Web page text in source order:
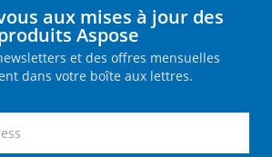
aux mises à jour des
Aspose
et des offres mensuelles
dans votre boîte aux lettres.